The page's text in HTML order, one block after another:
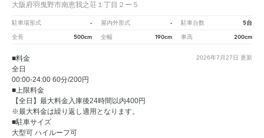
大阪府羽曳野市南恵我之荘１丁目２ー５
駐車場形式 - 屋内外形式 - 駐車台数 5台
全長 500cm 全幅 190cm 車高 200cm
2026年7月27日 更新
■料金
全日
00:00-24:00 60分/200円
■上限料金
【全日】最大料金入庫後24時間以内400円
※最大料金は繰り返し適用となります。
■駐車サイズ
大型可 ハイルーフ可